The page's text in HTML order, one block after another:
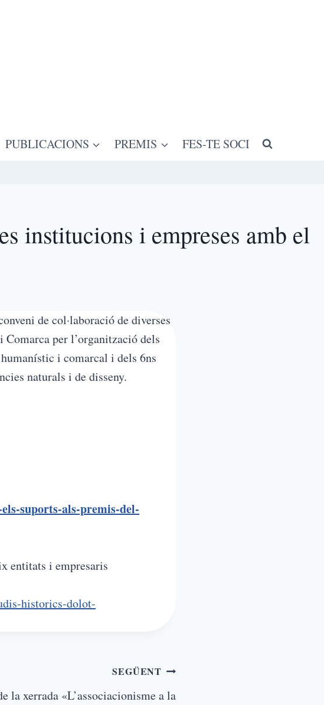
PUBLICACIONS PREMIS FES-TE SOCI
institucions i empreses amb el
de col·laboració de diverses
per l’organització dels
i comarcal i dels 6ns
naturals i de disseny.
suports-als-premis-del-
entitats i empresaris
historics-dolot-
SEGÜENT
la xerrada «L’associacionisme a la